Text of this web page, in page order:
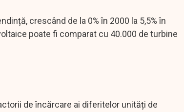
crescând de la 0% în 2000 la 5,5% în
poate fi comparat cu 40.000 de turbine
de încărcare ai diferitelor unități de